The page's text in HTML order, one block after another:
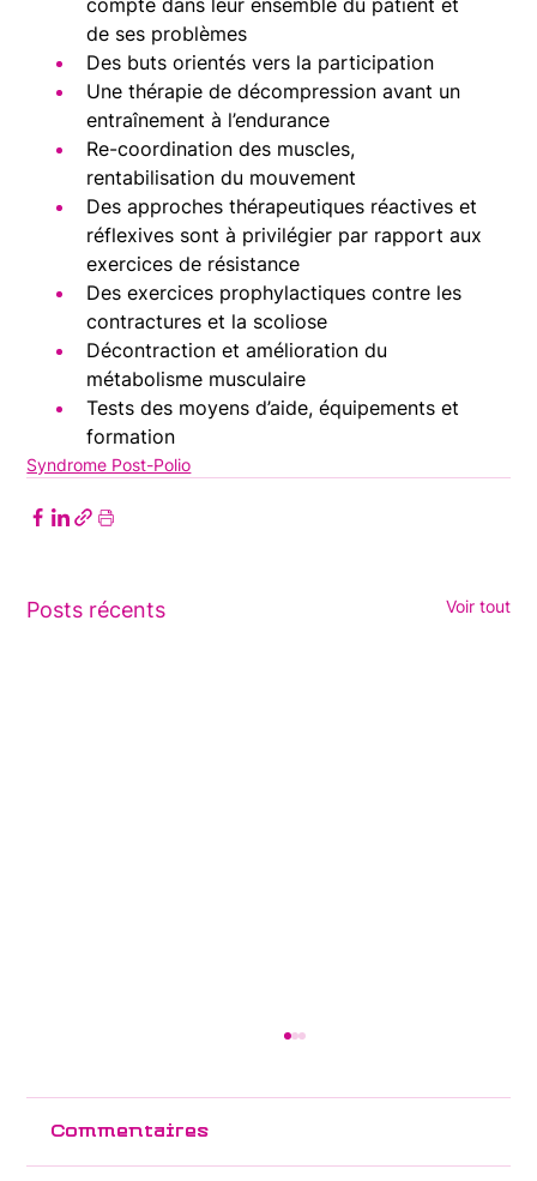
de ses problèmes
Des buts orientés vers la participation
Une thérapie de décompression avant un
entraînement à l’endurance
Re-coordination des muscles,
rentabilisation du mouvement
Des approches thérapeutiques réactives et
réflexives sont à privilégier par rapport aux
exercices de résistance
Des exercices prophylactiques contre les
contractures et la scoliose
Décontraction et amélioration du
métabolisme musculaire
Tests des moyens d’aide, équipements et
formation
Syndrome Post-Polio
Posts récents Voir tout
Commentaires